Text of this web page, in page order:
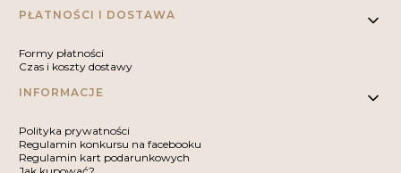
PŁATNOŚCI I DOSTAWA
Formy płatności
Czas i koszty dostawy
INFORMACJE
Polityka prywatności
Regulamin konkursu na facebooku
Regulamin kart podarunkowych